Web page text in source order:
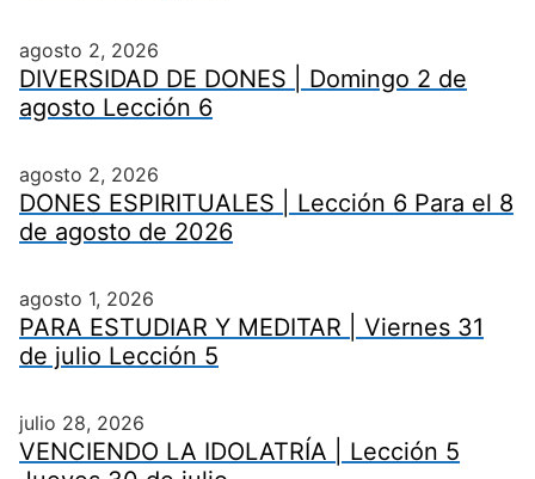
agosto 2, 2026
DIVERSIDAD DE DONES | Domingo 2 de
agosto Lección 6
agosto 2, 2026
DONES ESPIRITUALES | Lección 6 Para el 8
de agosto de 2026
agosto 1, 2026
PARA ESTUDIAR Y MEDITAR | Viernes 31
de julio Lección 5
julio 28, 2026
VENCIENDO LA IDOLATRÍA | Lección 5